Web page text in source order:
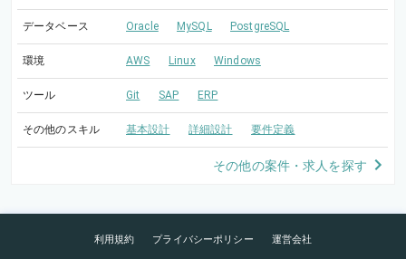
データベース Oracle MySQL PostgreSQL
環境 AWS Linux Windows
ツール Git SAP ERP
その他のスキル 基本設計 詳細設計 要件定義
その他の案件・求人を探す
利用規約 プライバシーポリシー 運営会社